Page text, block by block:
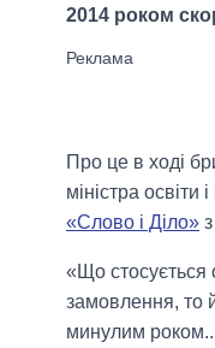
2014 роком
Про це в ході
міністра
«Слово і Діло»
«Що стосується
замовлення, то
минулим